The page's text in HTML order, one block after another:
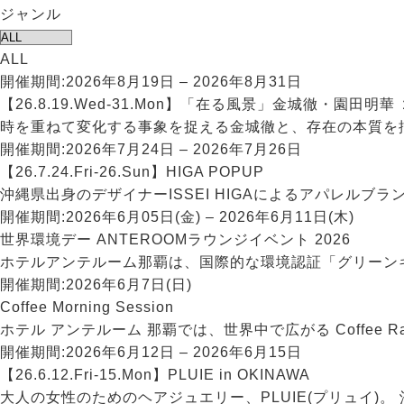
ジャンル
ALL
開催期間:2026年8月19日 – 2026年8月31日
【26.8.19.Wed-31.Mon】「在る風景」金城徹・園田明華
開催期間:2026年7月24日 – 2026年7月26日
【26.7.24.Fri-26.Sun】HIGA POPUP
開催期間:2026年6月05日(金) – 2026年6月11日(木)
世界環境デー ANTEROOMラウンジイベント 2026
開催期間:2026年6月7日(日)
Coffee Morning Session
開催期間:2026年6月12日 – 2026年6月15日
【26.6.12.Fri-15.Mon】PLUIE in OKINAWA